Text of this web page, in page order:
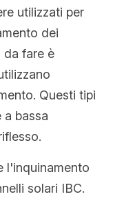
utilizzati per
dei
da fare è
Questi tipi
bassa
l'inquinamento
solari IBC.